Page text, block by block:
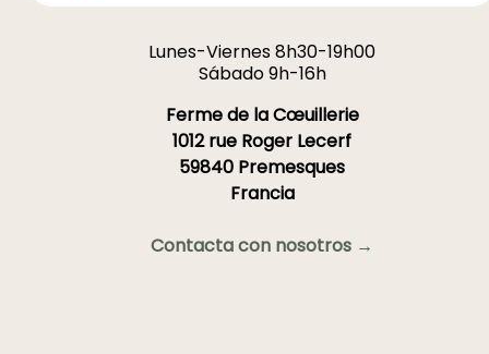
Lunes-Viernes 8h30-19h00
Sábado 9h-16h
Ferme de la Cœuillerie
1012 rue Roger Lecerf
59840 Premesques
Francia
Contacta con nosotros →